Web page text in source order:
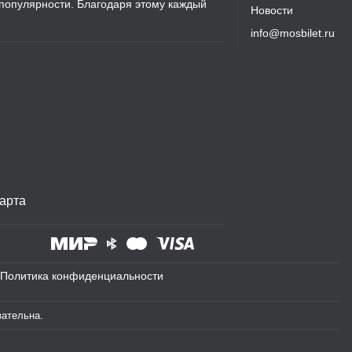
Благодаря этому каждый
Новости
info@mosbilet.ru
Политика конфиденциальности